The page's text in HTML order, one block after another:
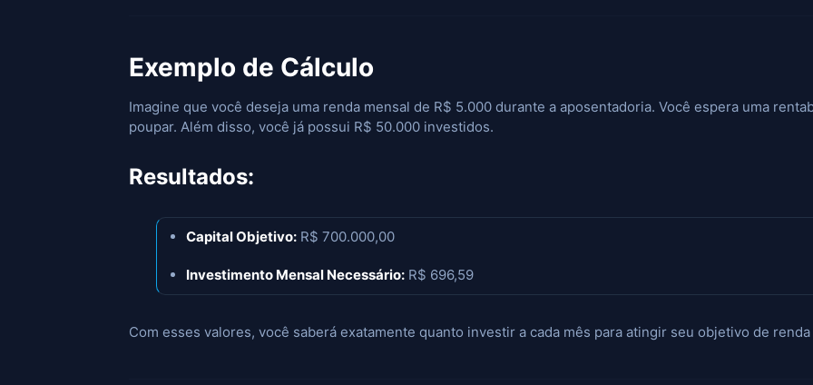
Exemplo de Cálculo
Imagine que você deseja uma renda mensal de R$ 5.000 durante a aposentadoria. Você espera uma
poupar. Além disso, você já possui R$ 50.000 investidos.
Resultados:
Capital Objetivo: R$ 700.000,00
Investimento Mensal Necessário: R$ 696,59
Com esses valores, você saberá exatamente quanto investir a cada mês para atingir seu objetivo de